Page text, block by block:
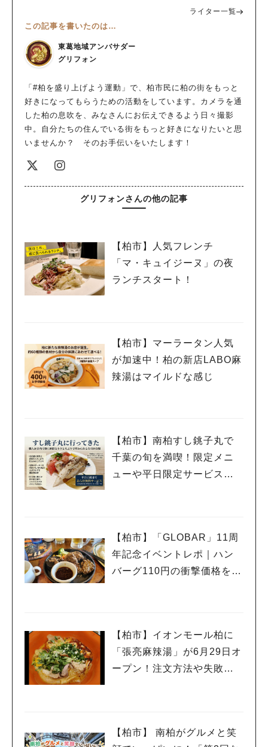
ライター一覧
この記事を書いたのは…
東葛地域アンバサダー
グリフォン
「#柏を盛り上げよう運動」で、柏市民に柏の街をもっと
好きになってもらうための活動をしています。カメラを通
した柏の息吹を、みなさんにお伝えできるよう日々撮影
中。自分たちの住んでいる街をもっと好きになりたいと思
いませんか？ そのお手伝いをいたします！
グリフォンさんの他の記事
【柏市】人気フレンチ
「マ・キュイジーヌ」の夜
ランチスタート！
【柏市】マーラータン人気
が加速中！柏の新店LABO麻
辣湯はマイルドな感じ
【柏市】南柏すし銚子丸で
千葉の旬を満喫！限定メニ
ューや平日限定サービスを
【柏市】「GLOBAR」11周
年記念イベントレポ｜ハン
バーグ110円の衝撃価格を体
【柏市】イオンモール柏に
「張亮麻辣湯」が6月29日オ
ープン！注文方法や失敗し
【柏市】 南柏がグルメと笑